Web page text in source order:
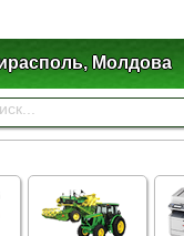
Молдова